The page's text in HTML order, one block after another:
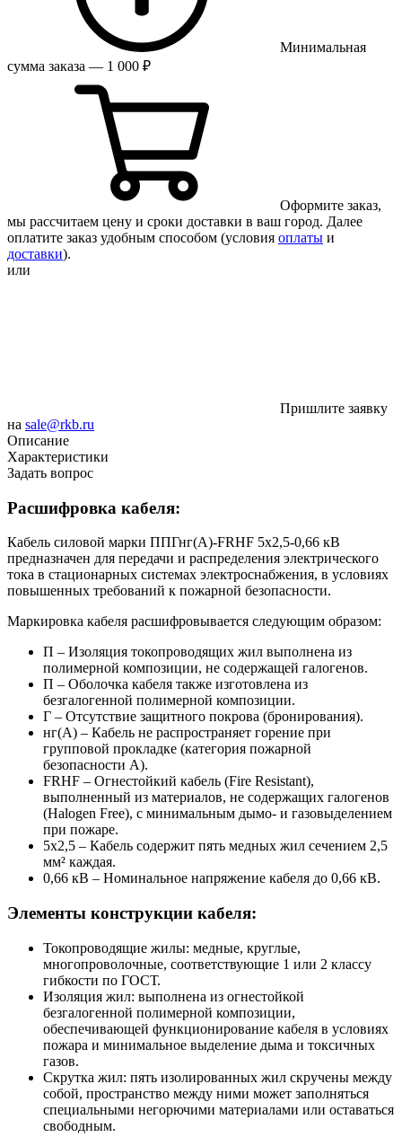
Минимальная
сумма заказа — 1 000 ₽
Оформите заказ,
мы рассчитаем цену и сроки доставки в ваш город. Далее
оплатите заказ удобным способом (условия оплаты и
доставки).
или
Пришлите заявку
на sale@rkb.ru
Описание
Характеристики
Задать вопрос
Расшифровка кабеля:
Кабель силовой марки ППГнг(А)-FRHF 5х2,5-0,66 кВ
предназначен для передачи и распределения электрического
тока в стационарных системах электроснабжения, в условиях
повышенных требований к пожарной безопасности.
Маркировка кабеля расшифровывается следующим образом:
П – Изоляция токопроводящих жил выполнена из
полимерной композиции, не содержащей галогенов.
П – Оболочка кабеля также изготовлена из
безгалогенной полимерной композиции.
Г – Отсутствие защитного покрова (бронирования).
нг(А) – Кабель не распространяет горение при
групповой прокладке (категория пожарной
безопасности А).
FRHF – Огнестойкий кабель (Fire Resistant),
выполненный из материалов, не содержащих галогенов
(Halogen Free), с минимальным дымо- и газовыделением
при пожаре.
5х2,5 – Кабель содержит пять медных жил сечением 2,5
мм² каждая.
0,66 кВ – Номинальное напряжение кабеля до 0,66 кВ.
Элементы конструкции кабеля:
Токопроводящие жилы: медные, круглые,
многопроволочные, соответствующие 1 или 2 классу
гибкости по ГОСТ.
Изоляция жил: выполнена из огнестойкой
безгалогенной полимерной композиции,
обеспечивающей функционирование кабеля в условиях
пожара и минимальное выделение дыма и токсичных
газов.
Скрутка жил: пять изолированных жил скручены между
собой, пространство между ними может заполняться
специальными негорючими материалами или оставаться
свободным.